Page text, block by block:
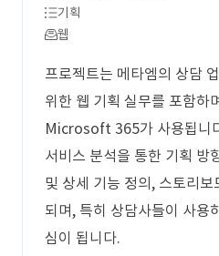
기획
웹
프로젝트는 메타엠의 상담
위한 웹 기획 실무를 포함하
Microsoft 365가 사용됩니
서비스 분석을 통한 기획 방
및 상세 기능 정의, 스토리
되며, 특히 상담사들이 사용
심이 됩니다.